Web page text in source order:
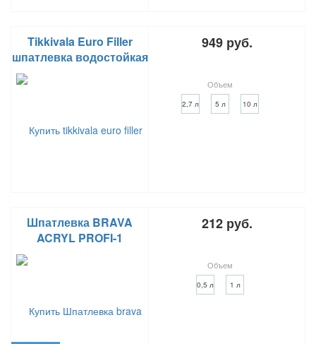
Tikkivala Euro Filler
шпатлевка водостойкая
949 руб.
Объем
2,7 л 5 л 10 л
Шпатлевка BRAVA
ACRYL PROFI-1
212 руб.
Объем
0,5 л 1 л